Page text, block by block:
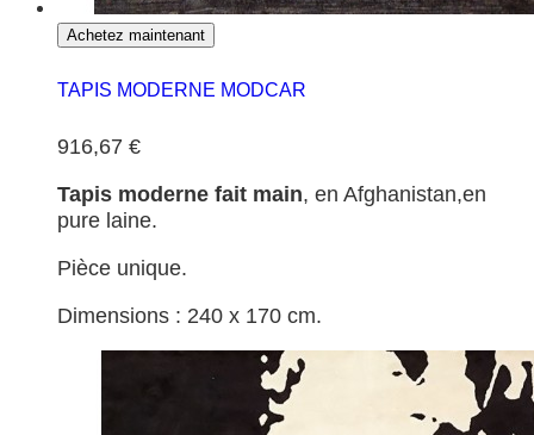
Achetez maintenant
TAPIS MODERNE MODCAR
916,67 €
Tapis moderne fait main, en Afghanistan,en
pure laine.
Pièce unique.
Dimensions : 240 x 170 cm.